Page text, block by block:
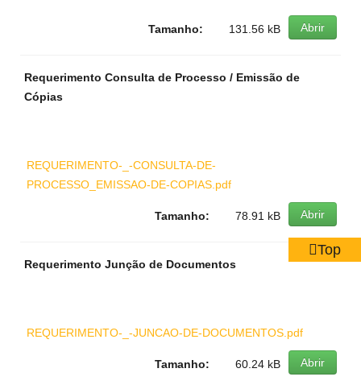
Abrir
Tamanho: 131.56 kB
Requerimento Consulta de Processo / Emissão de
Cópias
REQUERIMENTO-_-CONSULTA-DE-
PROCESSO_EMISSAO-DE-COPIAS.pdf
Abrir
Tamanho: 78.91 kB
Requerimento Junção de Documentos
REQUERIMENTO-_-JUNCAO-DE-DOCUMENTOS.pdf
Abrir
Tamanho: 60.24 kB
Top